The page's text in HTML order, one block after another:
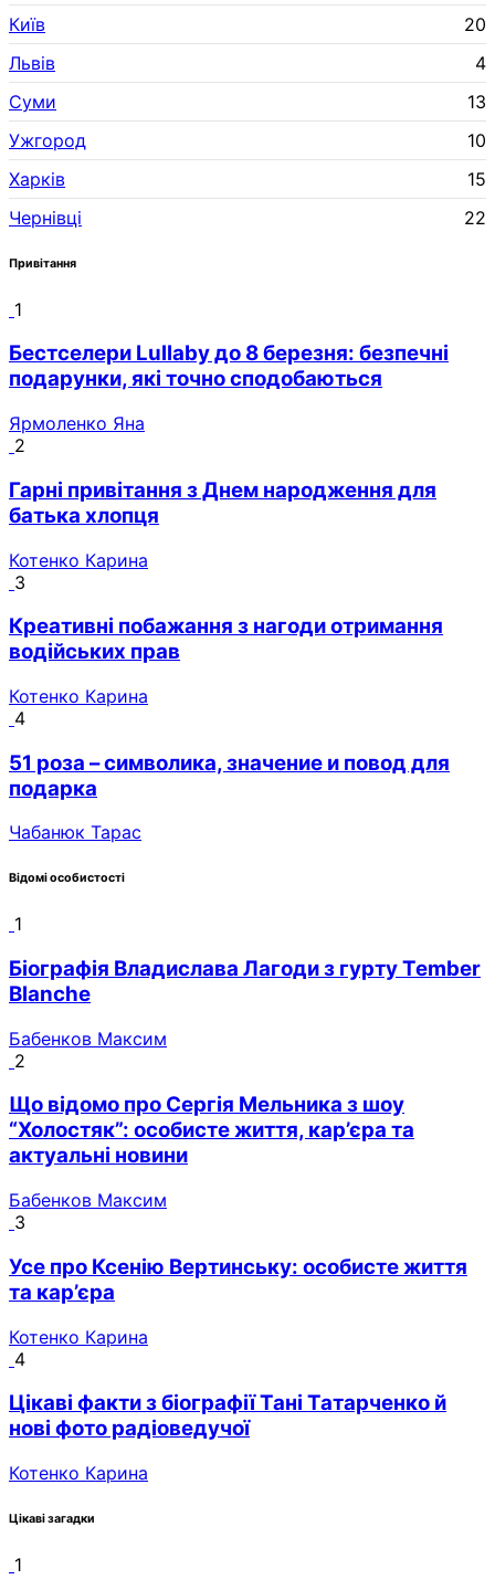
Київ
20
Львів
4
Суми
13
Ужгород
10
Харків
15
Чернівці
22
Привітання
1
Бестселери Lullaby до 8 березня: безпечні
подарунки, які точно сподобаються
Ярмоленко Яна
2
Гарні привітання з Днем народження для
батька хлопця
Котенко Карина
3
Креативні побажання з нагоди отримання
водійських прав
Котенко Карина
4
51 роза – символика, значение и повод для
подарка
Чабанюк Тарас
Відомі особистості
1
Біографія Владислава Лагоди з гурту Tember
Blanche
Бабенков Максим
2
Що відомо про Сергія Мельника з шоу
“Холостяк”: особисте життя, кар’єра та
актуальні новини
Бабенков Максим
3
Усе про Ксенію Вертинську: особисте життя
та кар’єра
Котенко Карина
4
Цікаві факти з біографії Тані Татарченко й
нові фото радіоведучої
Котенко Карина
Цікаві загадки
1